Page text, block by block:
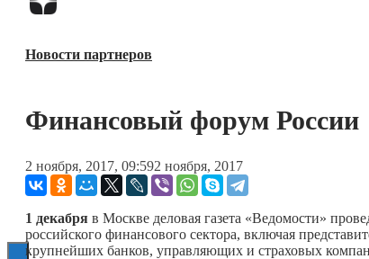
Блокчейн
ESG
Новости партнеров
Финансовый форум России
2 ноября, 2017, 09:592 ноября, 2017
1 декабря в Москве деловая газета «Ведомости»
российского финансового сектора, включая
крупнейших банков, управляющих и страховых